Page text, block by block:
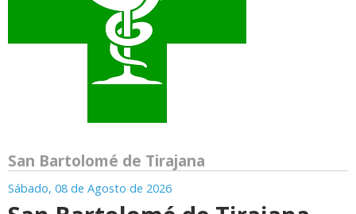
San Bartolomé de Tirajana
Sábado, 08 de Agosto de 2026